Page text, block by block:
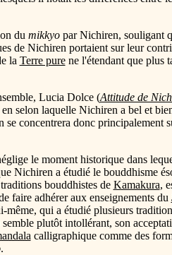
du mikkyopar Nichiren, souligant
de Nichiren portaient sur leur
la Terre purene l'étendant que plus
Lucia Dolce (Attitude de
selon laquelle Nichiren a bel et
concentrera donc principalement
le moment historique dans
Nichiren a étudié le bouddhisme
bouddhistes de Kamakura,
faire adhérer aux enseignements du
qui a étudié plusieurs
plutôt intollérant, son
calligraphique comme des
.